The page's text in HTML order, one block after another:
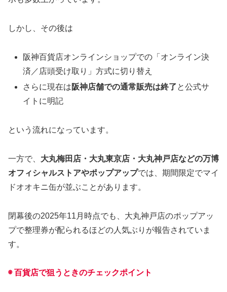
しかし、その後は
阪神百貨店オンラインショップでの「オンライン決
済／店頭受け取り」方式に切り替え
さらに現在は阪神店舗での通常販売は終了と公式サ
イトに明記
という流れになっています。
一方で、 大丸梅田店・大丸東京店・大丸神戸店などの万博
オフィシャルストアやポップアップでは、期間限定でマイ
ドオオキニ缶が並ぶことがあります。
閉幕後の2025年11月時点でも、大丸神戸店のポップアッ
プで整理券が配られるほどの人気ぶりが報告されていま
す。
◉ 百貨店で狙うときのチェックポイント